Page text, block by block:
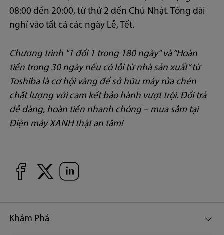
08:00 đến 20:00, từ thứ 2 đến Chủ Nhật. Tổng đài
nghỉ vào tất cả các ngày Lễ, Tết.
Chương trình "1 đổi 1 trong 180 ngày" và “Hoàn
tiền trong 30 ngày nếu có lỗi từ nhà sản xuất” từ
Toshiba là cơ hội vàng để sở hữu máy rửa chén
chất lượng với cam kết bảo hành vượt trội. Đổi trả
dễ dàng, hoàn tiền nhanh chóng – mua sắm tại
Điện máy XANH thật an tâm!
Khám Phá